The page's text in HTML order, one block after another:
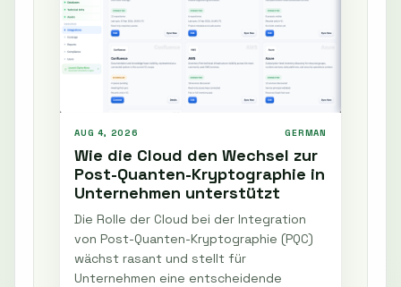
AUG 4, 2026 GERMAN
Wie die Cloud den Wechsel zur
Post-Quanten-Kryptographie in
Unternehmen unterstützt
Die Rolle der Cloud bei der Integration
von Post-Quanten-Kryptographie (PQC)
wächst rasant und stellt für
Unternehmen eine entscheidende